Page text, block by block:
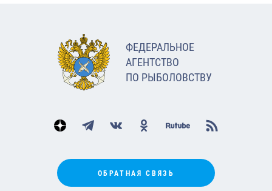
ФЕДЕРАЛЬНОЕ
АГЕНТСТВО
ПО РЫБОЛОВСТВУ
ОБРАТНАЯ СВЯЗЬ